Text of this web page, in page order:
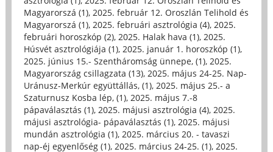
Magyarorszá (1), 2025. február 12. Oroszlán Telihold és
Magyarorszá (1), 2025. februári asztrológia (4), 2025.
februári horoszkóp (2), 2025. Halak hava (1), 2025.
Húsvét asztrológiája (1), 2025. január 1. horoszkóp (1),
2025. június 15.- Szentháromság ünnepe, (1), 2025.
Magyarország csillagzata (13), 2025. május 24-25. Nap-
Uránusz-Merkúr együttállás, (1), 2025. május 25.- a
Szaturnusz Kosba lép, (1), 2025. május 7.-8
pápaválasztás (1), 2025. májusi asztrológia (4), 2025.
májusi asztrológia- pápaválasztás (1), 2025. májusi
mundán asztrológia (1), 2025. március 20. - tavaszi
nap-éj egyenlőség (1), 2025. március 24-25. (1), 2025.